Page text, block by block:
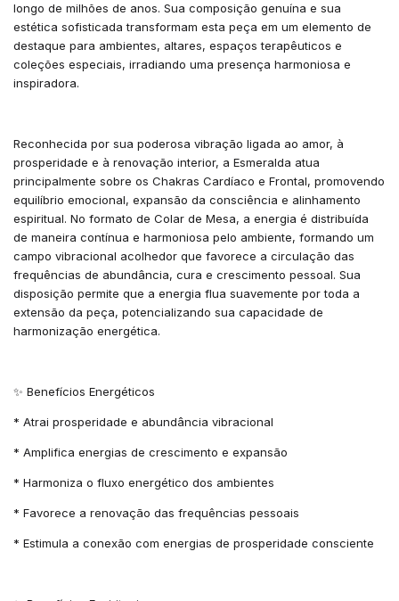
longo de milhões de anos. Sua composição genuína e sua
estética sofisticada transformam esta peça em um elemento de
destaque para ambientes, altares, espaços terapêuticos e
coleções especiais, irradiando uma presença harmoniosa e
inspiradora.
Reconhecida por sua poderosa vibração ligada ao amor, à
prosperidade e à renovação interior, a Esmeralda atua
principalmente sobre os Chakras Cardíaco e Frontal, promovendo
equilíbrio emocional, expansão da consciência e alinhamento
espiritual. No formato de Colar de Mesa, a energia é distribuída
de maneira contínua e harmoniosa pelo ambiente, formando um
campo vibracional acolhedor que favorece a circulação das
frequências de abundância, cura e crescimento pessoal. Sua
disposição permite que a energia flua suavemente por toda a
extensão da peça, potencializando sua capacidade de
harmonização energética.
✨ Benefícios Energéticos
* Atrai prosperidade e abundância vibracional
* Amplifica energias de crescimento e expansão
* Harmoniza o fluxo energético dos ambientes
* Favorece a renovação das frequências pessoais
* Estimula a conexão com energias de prosperidade consciente